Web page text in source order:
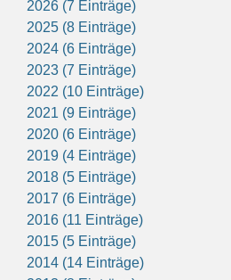
2026 (7 Einträge)
2025 (8 Einträge)
2024 (6 Einträge)
2023 (7 Einträge)
2022 (10 Einträge)
2021 (9 Einträge)
2020 (6 Einträge)
2019 (4 Einträge)
2018 (5 Einträge)
2017 (6 Einträge)
2016 (11 Einträge)
2015 (5 Einträge)
2014 (14 Einträge)